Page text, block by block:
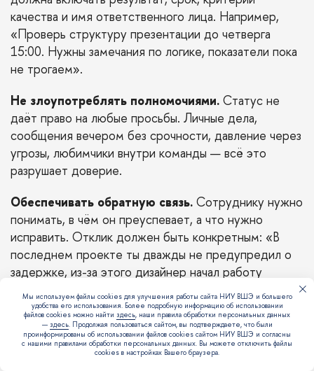
качества и имя ответственного лица. Например,
«Проверь структуру презентации до четверга
15:00. Нужны замечания по логике, показатели пока
не трогаем».
Не злоупотреблять полномочиями. Статус не
даёт право на любые просьбы. Личные дела,
сообщения вечером без срочности, давление через
угрозы, любимчики внутри команды — всё это
разрушает доверие.
Обеспечивать обратную связь. Сотруднику нужно
понимать, в чём он преуспевает, а что нужно
исправить. Отклик должен быть конкретным: «В
последнем проекте ты дважды не предупредил о
задержке, из-за этого дизайнер начал работу
позже».
Учитывать мнение сотрудников.Итоговое
решение остаётся за руководителем, но команда
может видеть риски раньше. Если специалист
Мы используем файлы cookies для улучшения работы сайта НИУ ВШЭ и большего
удобства его использования. Более подробную информацию об использовании
файлов cookies можно найти здесь, наши правила обработки персональных данных
— здесь. Продолжая пользоваться сайтом, вы подтверждаете, что были
проинформированы об использовании файлов cookies сайтом НИУ ВШЭ и согласны
с нашими правилами обработки персональных данных. Вы можете отключить файлы
cookies в настройках Вашего браузера.